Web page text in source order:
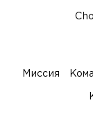
Миссия